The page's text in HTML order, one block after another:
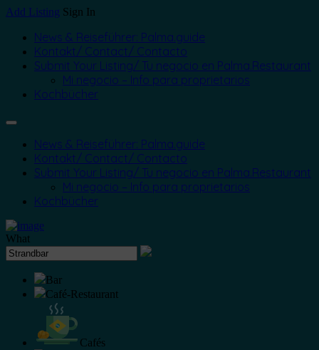
Add Listing Sign In
News & Reiseführer: Palma.guide
Kontakt/ Contact/ Contacto
Submit Your Listing/ Tu negocio en Palma.Restaurant
Mi negocio – Info para proprietarios
Kochbücher
News & Reiseführer: Palma.guide
Kontakt/ Contact/ Contacto
Submit Your Listing/ Tu negocio en Palma.Restaurant
Mi negocio – Info para proprietarios
Kochbücher
What
Bar
Café-Restaurant
Cafés